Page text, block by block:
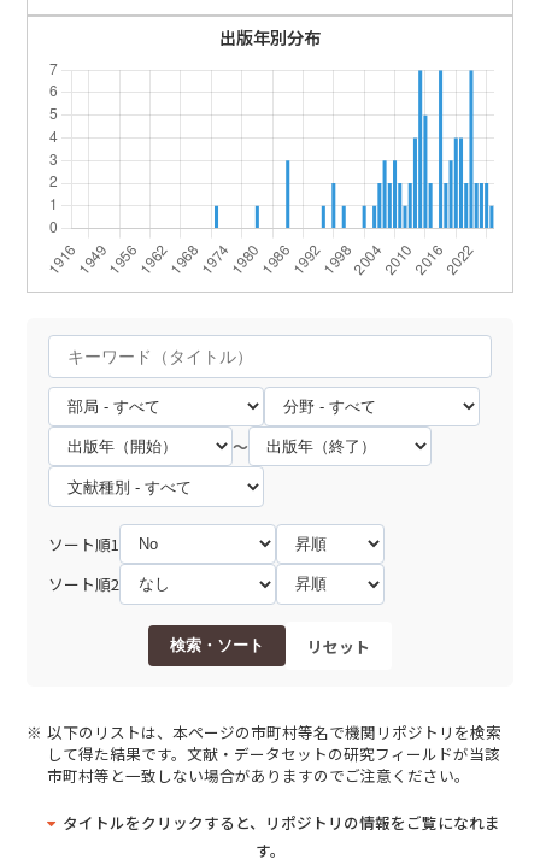
出版年別分布
～
ソート順1
ソート順2
検索・ソート リセット
以下のリストは、本ページの市町村等名で機関リポジトリを検索
して得た結果です。文献・データセットの研究フィールドが当該
市町村等と一致しない場合がありますのでご注意ください。
タイトルをクリックすると、リポジトリの情報をご覧になれま
す。